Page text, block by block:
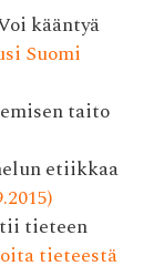
kääntyä
Suomi
taito
etiikkaa
tieteen
tieteestä